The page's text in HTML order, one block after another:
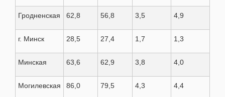
Гродненская 62,8 56,8 3,5 4,9
г. Минск 28,5 27,4 1,7 1,3
Минская 63,6 62,9 3,8 4,0
Могилевская 86,0 79,5 4,3 4,4